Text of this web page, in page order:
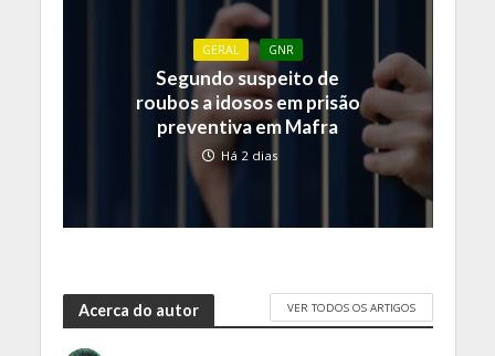
GERAL GNR
Segundo suspeito de
roubos a idosos em prisão
preventiva em Mafra
Há 2 dias
Acerca do autor VER TODOS OS ARTIGOS